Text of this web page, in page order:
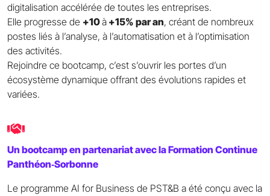
digitalisation accélérée de toutes les entreprises.
Elle progresse de +10à +15% par an, créant de nombreux
postes liés à l’analyse, à l’automatisation et à l’optimisation
des activités.
Rejoindre ce bootcamp, c’est s’ouvrir les portes d’un
écosystème dynamique offrant des évolutions rapides et
variées.
Un bootcamp en partenariat avec la Formation Continue
Panthéon‑Sorbonne
Le programme AI for Business de PST&B a été conçu avec la